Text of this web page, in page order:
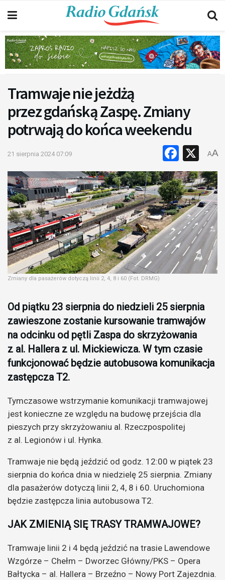
Tramwaje nie jeżdżą
przez gdańską Zaspę. Zmiany
potrwają do końca weekendu
21 sierpnia 2024 07:09 X
AA
Zmiany dla pasażerów dotyczą linii 2, 4, 8 i 60 (Fot. DRMG)
Od piątku 23 sierpnia do niedzieli 25 sierpnia
zawieszone zostanie kursowanie tramwajów
na odcinku od pętli Zaspa do skrzyżowania
z al. Hallera z ul. Mickiewicza. W tym czasie
funkcjonować będzie autobusowa komunikacja
zastępcza T2.
Tymczasowe wstrzymanie komunikacji tramwajowej
jest konieczne ze względu na budowę przejścia dla
pieszych przy skrzyżowaniu al. Rzeczpospolitej
z al. Legionów i ul. Hynka.
Tramwaje nie będą jeździć od godz. 12:00 w piątek 23
sierpnia do końca dnia w niedzielę 25 sierpnia. Zmiany
dla pasażerów dotyczą linii 2, 4, 8 i 60. Uruchomiona
będzie zastępcza linia autobusowa T2.
JAK ZMIENIĄ SIĘ TRASY TRAMWAJOWE?
Tramwaje linii 2 i 4 będą jeździć na trasie Lawendowe
Wzgórze – Chełm – Dworzec Główny/PKS – Opera
Bałtycka – al. Hallera – Brzeźno – Nowy Port Zajezdnia.